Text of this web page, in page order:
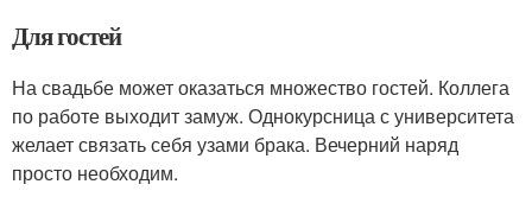
Для гостей
На свадьбе может оказаться множество гостей. Коллега
по работе выходит замуж. Однокурсница с университета
желает связать себя узами брака. Вечерний наряд
просто необходим.